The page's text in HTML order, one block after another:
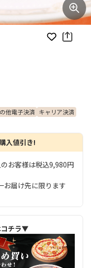
お気に入り
他電子決済 キャリア決済
入値引き!
お客様は税込9,980円
届け先に限ります
コチラ▼